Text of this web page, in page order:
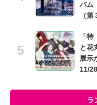
バム
（第
「
と花
展示
11/28
ラ